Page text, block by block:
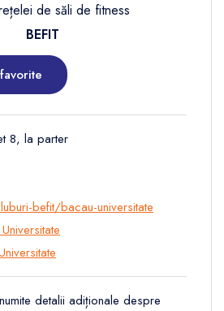
de săli de fitness
BEFIT
8, la parter
befit/bacau-universitate
detalii adiționale despre